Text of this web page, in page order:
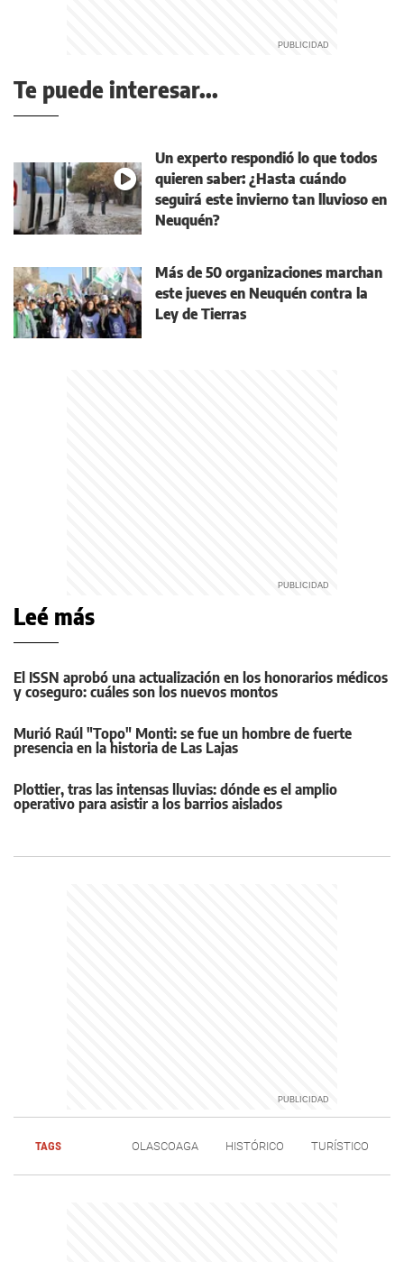
Te puede interesar...
Un experto respondió lo que todos
quieren saber: ¿Hasta cuándo
seguirá este invierno tan lluvioso en
Neuquén?
Más de 50 organizaciones marchan
este jueves en Neuquén contra la
Ley de Tierras
Leé más
El ISSN aprobó una actualización en los honorarios médicos
y coseguro: cuáles son los nuevos montos
Murió Raúl "Topo" Monti: se fue un hombre de fuerte
presencia en la historia de Las Lajas
Plottier, tras las intensas lluvias: dónde es el amplio
operativo para asistir a los barrios aislados
TAGS OLASCOAGA HISTÓRICO TURÍSTICO